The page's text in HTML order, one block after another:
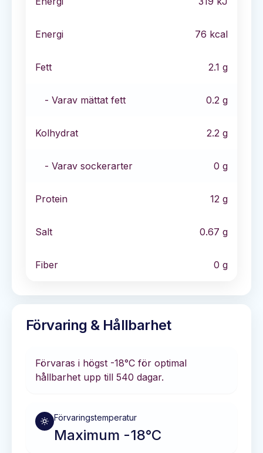
Energi 76 kcal
Fett 2.1 g
- Varav mättat fett 0.2 g
Kolhydrat 2.2 g
- Varav sockerarter 0 g
Protein 12 g
Salt 0.67 g
Fiber 0 g
Förvaring & Hållbarhet
Förvaras i högst -18°C för optimal
hållbarhet upp till 540 dagar.
Förvaringstemperatur
Maximum -18°C